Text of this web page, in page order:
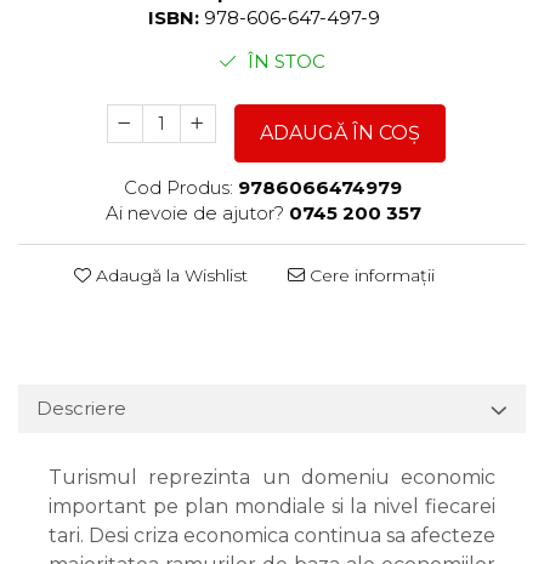
ISBN: 978-606-647-497-9
ÎN STOC
ADAUGĂ ÎN COȘ
Cod Produs: 9786066474979
Ai nevoie de ajutor? 0745 200 357
Adaugă la Wishlist Cere informații
Descriere
Turismul reprezinta un domeniu economic
important pe plan mondiale si la nivel fiecarei
tari. Desi criza economica continua sa afecteze